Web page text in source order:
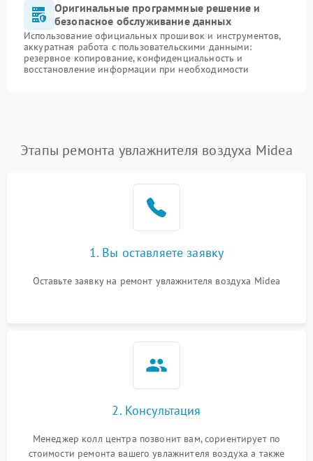
Оригинальные программные решение и
безопасное обслуживание данных
Использование официальных прошивок и инструментов,
аккуратная работа с пользовательскими данными:
резервное копирование, конфиденциальность и
восстановление информации при необходимости
Этапы ремонта увлажнителя воздуха Midea
1. Вы оставляете заявку
Оставьте заявку на ремонт увлажнителя воздуха Midea
2. Консультация
Менеджер колл центра позвонит вам, сориентирует по
стоимости ремонта вашего увлажнителя воздуха а также